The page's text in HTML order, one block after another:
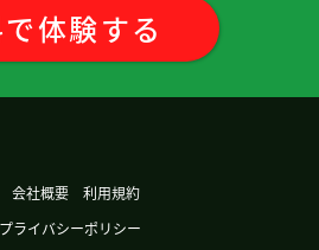
享，当做客户自己的朋友，
关系，才能赢在激烈竞争，
次见！( 女性 )
で体験する
会社概要
利用規約
プライバシーポリシー